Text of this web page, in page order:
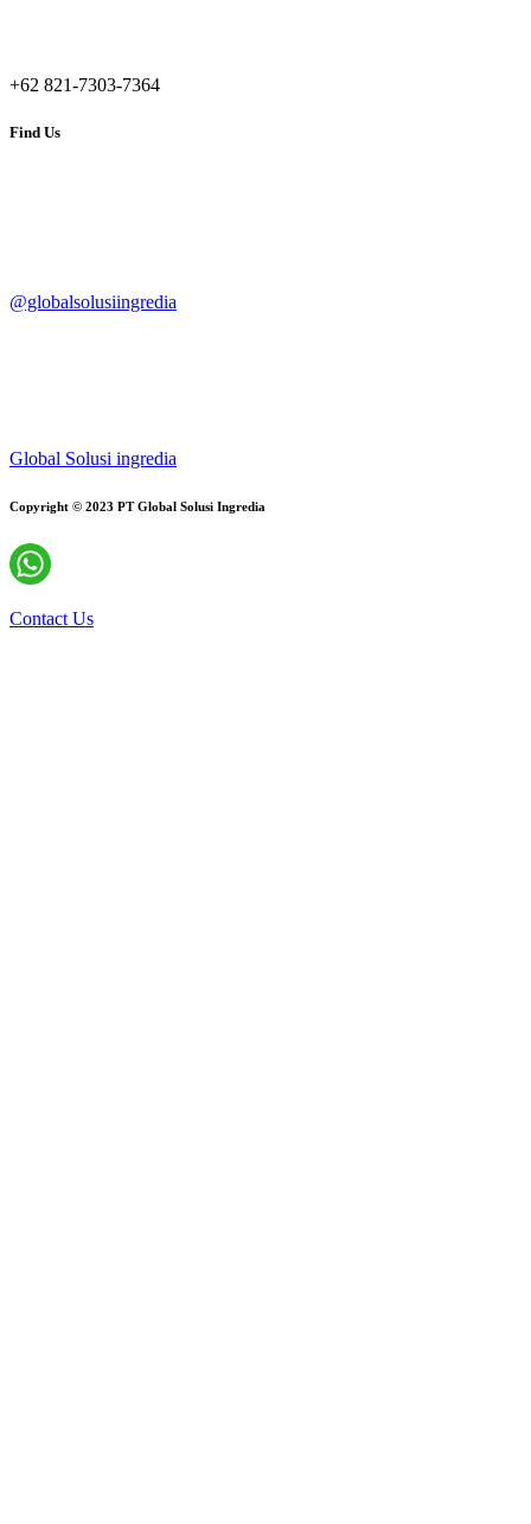
+62 821-7303-7364
Find Us
@globalsolusiingredia
Global Solusi ingredia
Copyright © 2023 PT Global Solusi Ingredia
Contact Us